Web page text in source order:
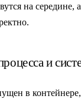
на середине,
и
в